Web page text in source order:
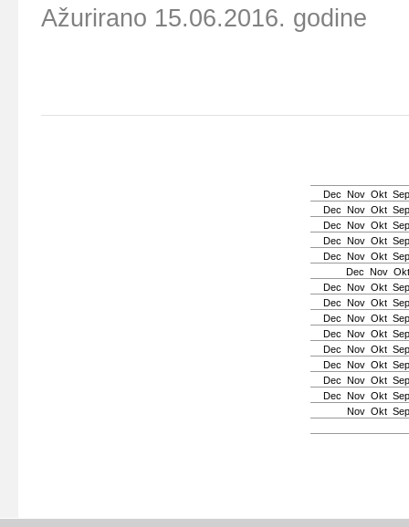
Ažurirano 15.06.2016. godine
Dec Nov Okt Sep
Dec Nov Okt Sep
Dec Nov Okt Sep
Dec Nov Okt Sep
Dec Nov Okt Sep
Dec Nov Okt
Dec Nov Okt Sep
Dec Nov Okt Sep
Dec Nov Okt Sep
Dec Nov Okt Sep
Dec Nov Okt Sep
Dec Nov Okt Sep
Dec Nov Okt Sep
Dec Nov Okt Sep
Nov Okt Sep